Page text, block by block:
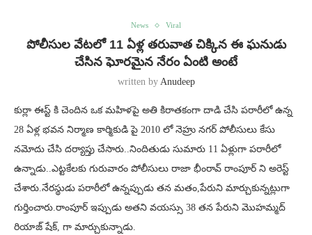
News Viral
పోలీసుల వేటలో 11 ఏళ్ల తరువాత చిక్కిన ఈ ఘనుడు
చేసిన ఘోరమైన నేరం ఏంటి అంటే
written by Anudeep
కుర్లా ఈస్ట్ కి చెందిన ఒక మహిళపై అతి కిరాతకంగా దాడి చేసి పరారీలో ఉన్న
28 ఏళ్ల భవన నిర్మాణ కార్మికుడి పై 2010 లో నెహ్రు నగర్ పోలీసులు కేసు
నమోదు చేసి దర్యాప్తు చేసారు..నిందితుడు సుమారు 11 ఏళ్లుగా పరారీలో
ఉన్నాడు..ఎట్టకేలకు గురువారం పోలీసులు రాజా భీంరావ్ రాంపూర్ ని అరెస్ట్
చేశారు.నేరస్థుడు పరారీలో ఉన్నప్పుడు తన మతం,పేరుని మార్చుకున్నట్లుగా
గుర్తించారు.రాంపూర్ ఇప్పుడు అతని వయస్సు 38 తన పేరుని మొహమ్మద్
రియాజ్ షేక్, గా మార్చుకున్నాడు.